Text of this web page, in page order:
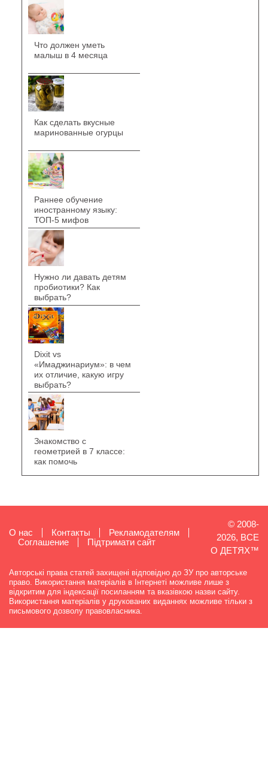
Что должен уметь
малыш в 4 месяца
Как сделать вкусные
маринованные огурцы
Раннее обучение
иностранному языку:
ТОП-5 мифов
Нужно ли давать детям
пробиотики? Как
выбрать?
Dixit vs
«Имаджинариум»: в чем
их отличие, какую игру
выбрать?
Знакомство с
геометрией в 7 классе:
как помочь
О нас Контакты
Рекламодателям
Cоглашение
Підтримати сайт
© 2008-
2026, ВСЕ
О ДЕТЯХ™
Авторські права статей захищені відповідно до ЗУ про авторське
право. Використання матеріалів в Інтернеті можливе лише з
відкритим для індексації посиланням та вказівкою назви сайту.
Використання матеріалів у друкованих виданнях можливе тільки з
письмового дозволу правовласника.